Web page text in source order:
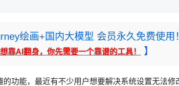
绘画+国内大模型 会员永久免费使用
靠AI翻身，你先需要一个靠谱的工具！ 】
功能，最近有不少用户想要解决系统设置无法修